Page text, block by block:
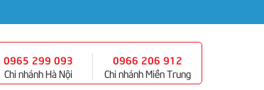
0965 299 093
Chi nhánh Hà Nội
0966 206 912
Chi nhánh Miền Trung